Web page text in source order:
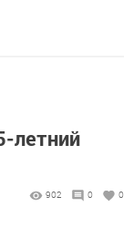
летний
902 0 0